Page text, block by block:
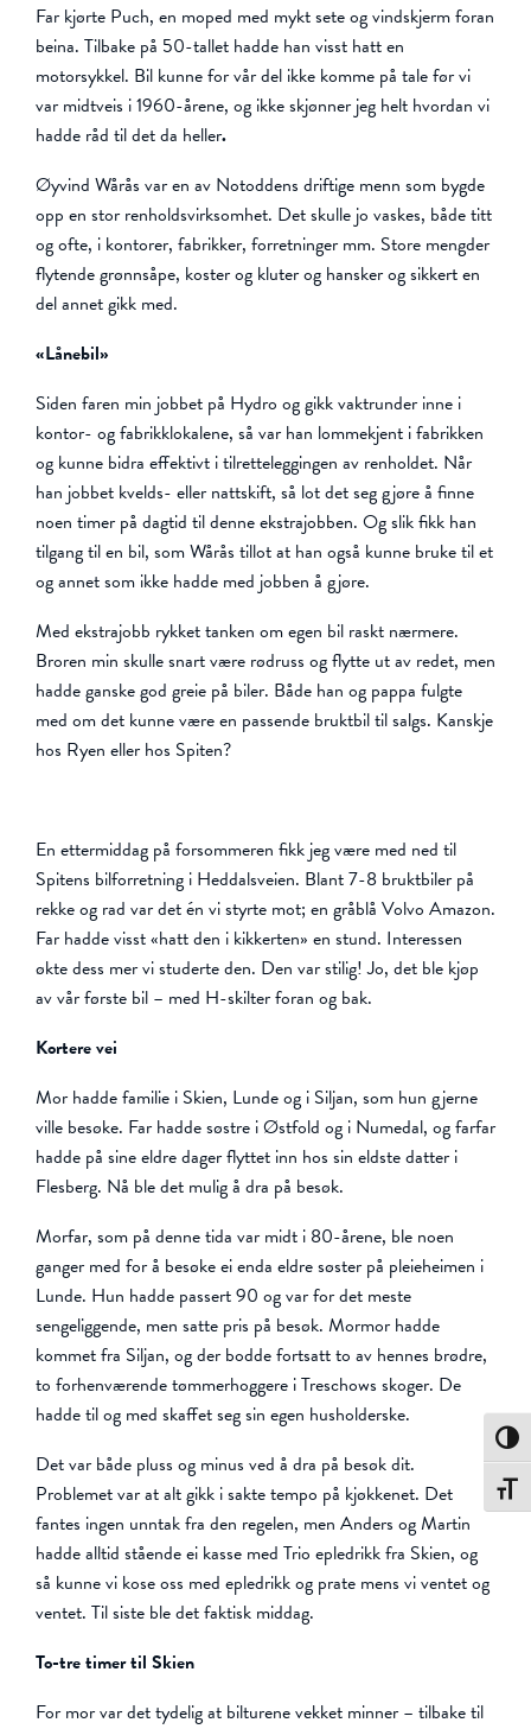
Far kjørte Puch, en moped med mykt sete og vindskjerm foran
beina. Tilbake på 50-tallet hadde han visst hatt en
motorsykkel. Bil kunne for vår del ikke komme på tale før vi
var midtveis i 1960-årene, og ikke skjønner jeg helt hvordan vi
hadde råd til det da heller.
Øyvind Wårås var en av Notoddens driftige menn som bygde
opp en stor renholdsvirksomhet. Det skulle jo vaskes, både titt
og ofte, i kontorer, fabrikker, forretninger mm. Store mengder
flytende grønnsåpe, koster og kluter og hansker og sikkert en
del annet gikk med.
«Lånebil»
Siden faren min jobbet på Hydro og gikk vaktrunder inne i
kontor- og fabrikklokalene, så var han lommekjent i fabrikken
og kunne bidra effektivt i tilretteleggingen av renholdet. Når
han jobbet kvelds- eller nattskift, så lot det seg gjøre å finne
noen timer på dagtid til denne ekstrajobben. Og slik fikk han
tilgang til en bil, som Wårås tillot at han også kunne bruke til et
og annet som ikke hadde med jobben å gjøre.
Med ekstrajobb rykket tanken om egen bil raskt nærmere.
Broren min skulle snart være rødruss og flytte ut av redet, men
hadde ganske god greie på biler. Både han og pappa fulgte
med om det kunne være en passende bruktbil til salgs. Kanskje
hos Ryen eller hos Spiten?
En ettermiddag på forsommeren fikk jeg være med ned til
Spitens bilforretning i Heddalsveien. Blant 7-8 bruktbiler på
rekke og rad var det én vi styrte mot; en gråblå Volvo Amazon.
Far hadde visst «hatt den i kikkerten» en stund. Interessen
økte dess mer vi studerte den. Den var stilig! Jo, det ble kjøp
av vår første bil – med H-skilter foran og bak.
Kortere vei
Mor hadde familie i Skien, Lunde og i Siljan, som hun gjerne
ville besøke. Far hadde søstre i Østfold og i Numedal, og farfar
hadde på sine eldre dager flyttet inn hos sin eldste datter i
Flesberg. Nå ble det mulig å dra på besøk.
Morfar, som på denne tida var midt i 80-årene, ble noen
ganger med for å besøke ei enda eldre søster på pleieheimen i
Lunde. Hun hadde passert 90 og var for det meste
sengeliggende, men satte pris på besøk. Mormor hadde
kommet fra Siljan, og der bodde fortsatt to av hennes brødre,
to forhenværende tømmerhoggere i Treschows skoger. De
hadde til og med skaffet seg sin egen husholderske.
Det var både pluss og minus ved å dra på besøk dit.
Problemet var at alt gikk i sakte tempo på kjøkkenet. Det
fantes ingen unntak fra den regelen, men Anders og Martin
hadde alltid stående ei kasse med Trio epledrikk fra Skien, og
så kunne vi kose oss med epledrikk og prate mens vi ventet og
ventet. Til siste ble det faktisk middag.
To-tre timer til Skien
For mor var det tydelig at bilturene vekket minner – tilbake til